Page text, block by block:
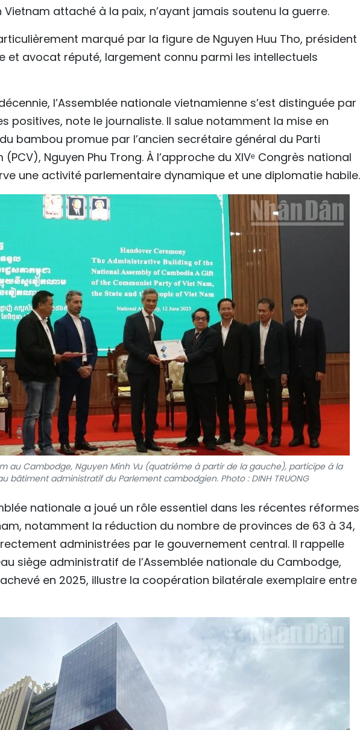
Vietnam attaché à la paix, n’ayant jamais soutenu la guerre.
marqué par la figure de Nguyen Huu Tho, président
et avocat réputé, largement connu parmi les intellectuels
l’Assemblée nationale vietnamienne s’est distinguée par
positives, note le journaliste. Il salue notamment la mise en
bambou promue par l’ancien secrétaire général du Parti
Nguyen Phu Trong. À l’approche du XIVᵉ Congrès national
une activité parlementaire dynamique et une diplomatie habile.
au Cambodge, Nguyen Minh Vu (quatrième à partir de la gauche), participe à la
bâtiment administratif du Parlement cambodgien. Photo : DINH TRUONG
nationale a joué un rôle essentiel dans les récentes réformes
notamment la réduction du nombre de provinces de 63 à 34,
administrées par le gouvernement central. Il rappelle
siège administratif de l’Assemblée nationale du Cambodge,
en 2025, illustre la coopération bilatérale exemplaire entre